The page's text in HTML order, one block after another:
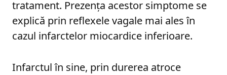
tratament. Prezenţa acestor simptome se
explică prin reflexele vagale mai ales în
cazul infarctelor miocardice inferioare.
Infarctul în sine, prin durerea atroce